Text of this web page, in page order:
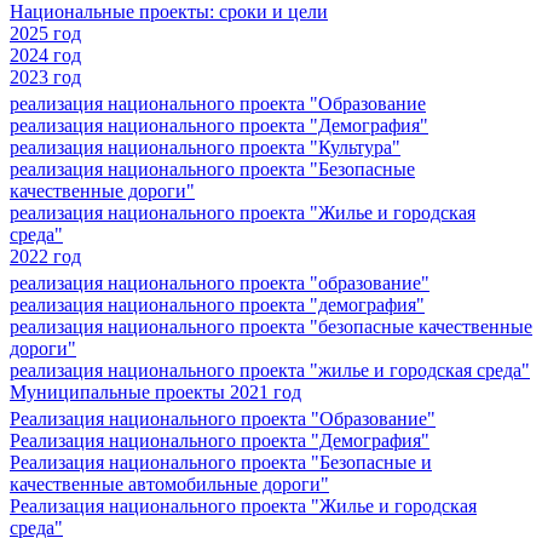
Национальные проекты: сроки и цели
2025 год
2024 год
2023 год
реализация национального проекта "Образование
реализация национального проекта "Демография"
реализация национального проекта "Культура"
реализация национального проекта "Безопасные
качественные дороги"
реализация национального проекта "Жилье и городская
среда"
2022 год
реализация национального проекта "образование"
реализация национального проекта "демография"
реализация национального проекта "безопасные качественные
дороги"
реализация национального проекта "жилье и городская среда"
Муниципальные проекты 2021 год
Реализация национального проекта "Образование"
Реализация национального проекта "Демография"
Реализация национального проекта "Безопасные и
качественные автомобильные дороги"
Реализация национального проекта "Жилье и городская
среда"